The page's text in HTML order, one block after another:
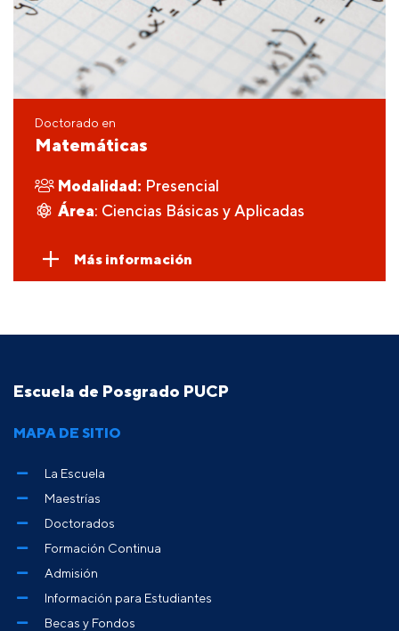
Doctorado en
Matemáticas
Modalidad: Presencial
Área: Ciencias Básicas y Aplicadas
Más información
Escuela de Posgrado PUCP
MAPA DE SITIO
La Escuela
Maestrías
Doctorados
Formación Continua
Admisión
Información para Estudiantes
Becas y Fondos